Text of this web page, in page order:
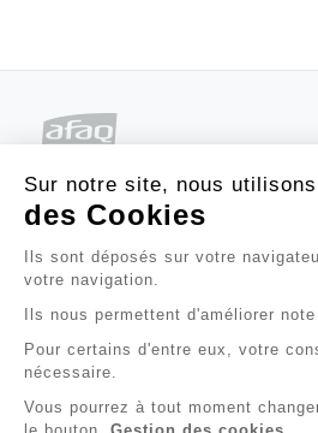
À PROPOS
BESOIN D'AIDE ?
INFORMATIONS
Sur notre site, nous utilisons
des Cookies
Ils sont déposés sur votre
votre navigation.
Ils nous permettent d'améliorer
Pour certains d'entre eux, votre
nécessaire.
Vous pourrez à tout moment